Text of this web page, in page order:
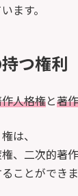
ます。
つ権利
人格権と著
は、
、二次的著
ことができま